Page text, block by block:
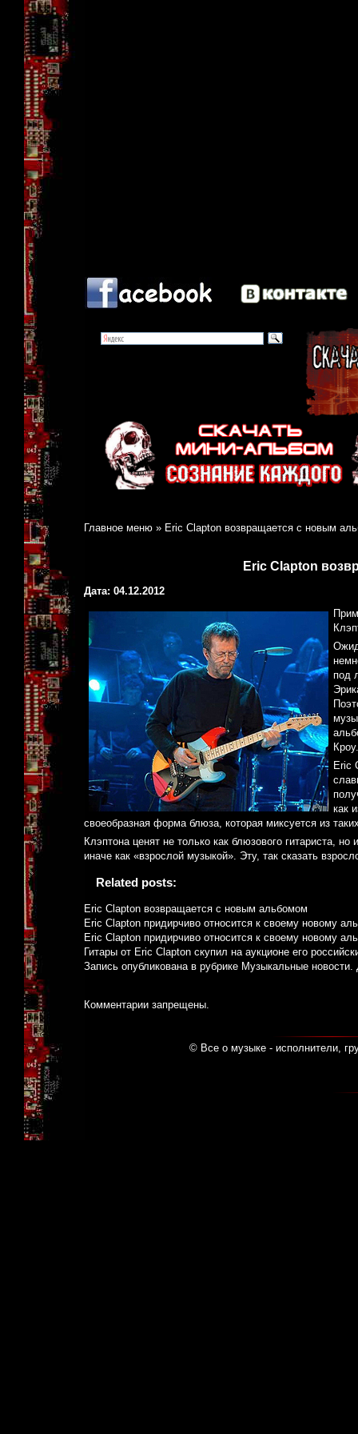
Главное меню » Eric Clapton возвращается с новым
Eric Clapton
Дата: 04.12.2012
под
Кроу.
Eric
как
своеобразная форма блюза, которая миксуется из
Клэптона ценят не только как блюзового гитариста,
иначе как «взрослой музыкой». Эту, так сказать
Related posts:
Eric Clapton возвращается с новым альбомом
Eric Clapton придирчиво относится к своему новому
Eric Clapton придирчиво относится к своему новому
Гитары от Eric Clapton cкупил на аукционе его
Запись опубликована в рубрике Музыкальные новости.
Комментарии запрещены.
© Все о музыке - исполнители,